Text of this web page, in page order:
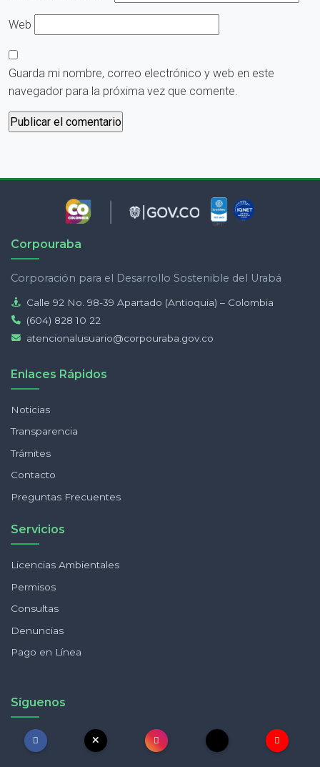
Web
Guarda mi nombre, correo electrónico y web en este
navegador para la próxima vez que comente.
Corpouraba
Corporación para el Desarrollo Sostenible del Urabá
Calle 92 No. 98-39 Apartado (Antioquia) – Colombia
(604) 828 10 22
atencionalusuario@corpouraba.gov.co
Enlaces Rápidos
Noticias
Transparencia
Trámites
Contacto
Preguntas Frecuentes
Servicios
Licencias Ambientales
Permisos
Consultas
Denuncias
Pago en Línea
Síguenos